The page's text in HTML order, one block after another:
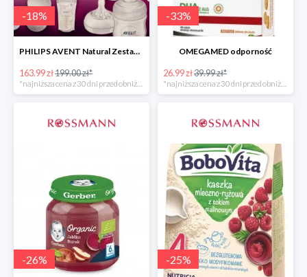
-18%
PHILIPS AVENT Natural Zestaw Startowy
163.99 zł199.00 zł*
*najniższa cena z 30 dni przed obniżką
-33%
OMEGAMED odporność
26.99 zł39.99 zł*
*najniższa cena z 30 dni przed obniżką
-26% -25%